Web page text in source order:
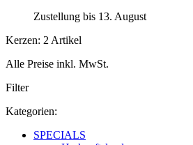
Zustellung bis 13. August
Kerzen: 2 Artikel
Alle Preise inkl. MwSt.
Filter
Kategorien:
SPECIALS